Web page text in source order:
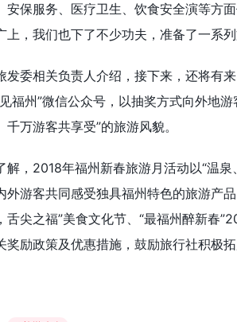
安保服务、医疗卫生、饮食安全演等方
上，我们也下了不少功夫，准备了一系
发委相关负责人介绍，接下来，还将有
福州”微信公众号，以抽奖方式向外地
千万游客共享受”的旅游风貌。
解，2018年福州新春旅游月活动以“
外游客共同感受独具福州特色的旅游产
舌尖之福”美食文化节、“最福州醉新春
奖励政策及优惠措施，鼓励旅行社积极拓